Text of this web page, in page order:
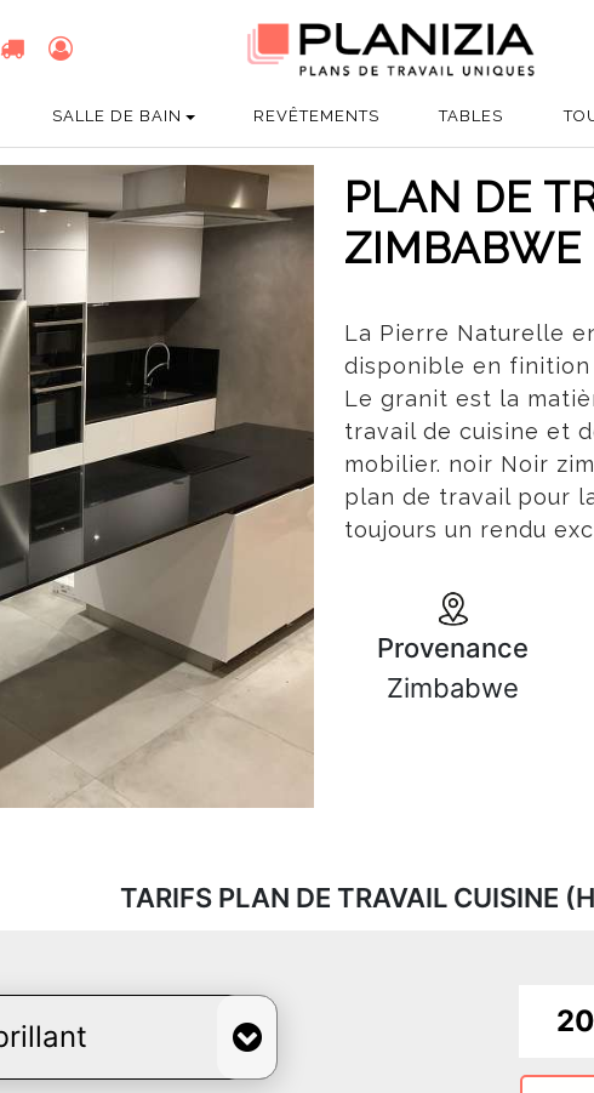
SALLE DE BAIN REVÊTEMENTS TABLES
PLAN DE
ZIMBABWE
La Pierre Naturelle
disponible en
Le granit est la
travail de cuisine et
mobilier. noir Noir
plan de travail pour
toujours un rendu
Provenance
Zimbabwe
TARIFS PLAN DE TRAVAIL CUISINE